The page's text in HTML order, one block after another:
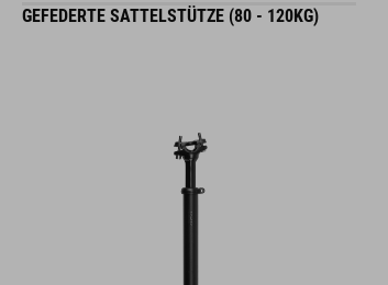
GEFEDERTE SATTELSTÜTZE (80 - 120KG)